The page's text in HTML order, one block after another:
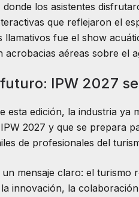
donde los asistentes
que reflejaron el
llamativos fue el show
acrobacias aéreas sobre el
IPW 2027
esta edición, la industria ya
2027 y que se prepara
de profesionales del
un mensaje claro: el turismo
innovación, la